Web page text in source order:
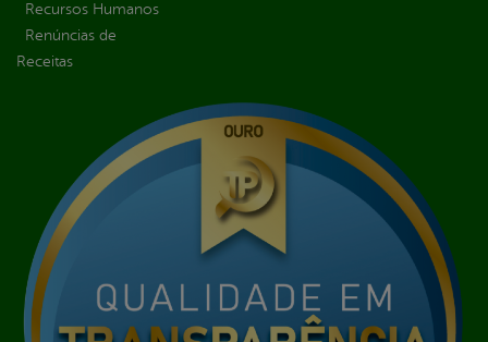
Recursos Humanos
Renúncias de
Receitas